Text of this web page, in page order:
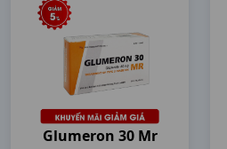
Glumeron 30 Mr